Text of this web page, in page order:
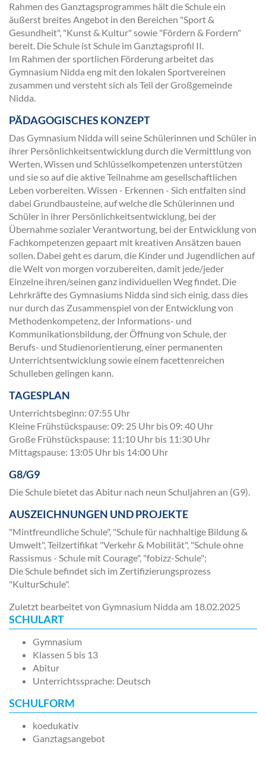
Rahmen des Ganztagsprogrammes hält die Schule ein
äußerst breites Angebot in den Bereichen "Sport &
Gesundheit", "Kunst & Kultur" sowie "Fördern & Fordern"
bereit. Die Schule ist Schule im Ganztagsprofil II.
Im Rahmen der sportlichen Förderung arbeitet das
Gymnasium Nidda eng mit den lokalen Sportvereinen
zusammen und versteht sich als Teil der Großgemeinde
Nidda.
PÄDAGOGISCHES KONZEPT
Das Gymnasium Nidda will seine Schülerinnen und Schüler in
ihrer Persönlichkeitsentwicklung durch die Vermittlung von
Werten, Wissen und Schlüsselkompetenzen unterstützen
und sie so auf die aktive Teilnahme am gesellschaftlichen
Leben vorbereiten. Wissen - Erkennen - Sich entfalten sind
dabei Grundbausteine, auf welche die Schülerinnen und
Schüler in ihrer Persönlichkeitsentwicklung, bei der
Übernahme sozialer Verantwortung, bei der Entwicklung von
Fachkompetenzen gepaart mit kreativen Ansätzen bauen
sollen. Dabei geht es darum, die Kinder und Jugendlichen auf
die Welt von morgen vorzubereiten, damit jede/jeder
Einzelne ihren/seinen ganz individuellen Weg findet. Die
Lehrkräfte des Gymnasiums Nidda sind sich einig, dass dies
nur durch das Zusammenspiel von der Entwicklung von
Methodenkompetenz, der Informations- und
Kommunikationsbildung, der Öffnung von Schule, der
Berufs- und Studienorientierung, einer permanenten
Unterrichtsentwicklung sowie einem facettenreichen
Schulleben gelingen kann.
TAGESPLAN
Unterrichtsbeginn: 07:55 Uhr
Kleine Frühstückspause: 09: 25 Uhr bis 09: 40 Uhr
Große Frühstückspause: 11:10 Uhr bis 11:30 Uhr
Mittagspause: 13:05 Uhr bis 14:00 Uhr
G8/G9
Die Schule bietet das Abitur nach neun Schuljahren an (G9).
AUSZEICHNUNGEN UND PROJEKTE
"Mintfreundliche Schule", "Schule für nachhaltige Bildung &
Umwelt", Teilzertifikat "Verkehr & Mobilität", "Schule ohne
Rassismus - Schule mit Courage", "fobizz-Schule";
Die Schule befindet sich im Zertifizierungsprozess
"KulturSchule".
Zuletzt bearbeitet von Gymnasium Nidda am 18.02.2025
SCHULART
Gymnasium
Klassen 5 bis 13
Abitur
Unterrichtssprache: Deutsch
SCHULFORM
koedukativ
Ganztagsangebot